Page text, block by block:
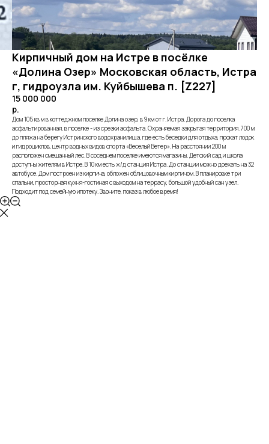
Кирпичный дом на Истре в посёлке
«Долина Озер» Московская область, Истра
г, гидроузла им. Куйбышева п. [Z227]
15 000 000
р.
Дом 105 кв м в коттеджном поселке Долина озер, в 9 км от г. Истра. Дорога до поселка
асфальтированная, в поселке - из срезки асфальта. Охраняемая закрытая территория. 700 м
до пляжа на берегу Истринского водохранилища, где есть беседки для отдыха, прокат лодок
и гидроциклов, центр водных видов спорта «Веселый Ветер». На расстоянии 200 м
расположен смешанный лес. В соседнем поселке имеются магазины. Детский сад и школа
доступны жителям в Истре. В 10 км есть ж/д станция Истра. До станции можно доехать на 32
автобусе. Дом построен из кирпича, обложен облицовочным кирпичом. В планировке три
спальни, просторная кухня-гостиная с выходом на террасу, большой удобный сан узел.
Подходит под семейную ипотеку. Звоните, показ в любое время!